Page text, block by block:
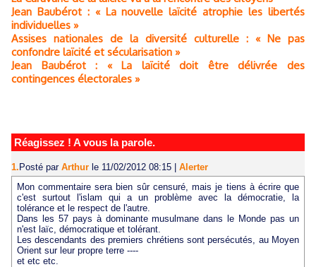
Jean Baubérot : « La nouvelle laïcité atrophie les libertés
individuelles »
Assises nationales de la diversité culturelle : « Ne pas
confondre laïcité et sécularisation »
Jean Baubérot : « La laïcité doit être délivrée des
contingences électorales »
Réagissez ! A vous la parole.
1. Posté par Arthur le 11/02/2012 08:15
Alerter
Mon commentaire sera bien sûr censuré, mais je tiens à écrire que
c'est surtout l'islam qui a un problème avec la démocratie, la
tolérance et le respect de l'autre.
Dans les 57 pays à dominante musulmane dans le Monde pas un
n'est laïc, démocratique et tolérant.
Les descendants des premiers chrétiens sont persécutés, au Moyen
Orient sur leur propre terre ----
et etc etc.